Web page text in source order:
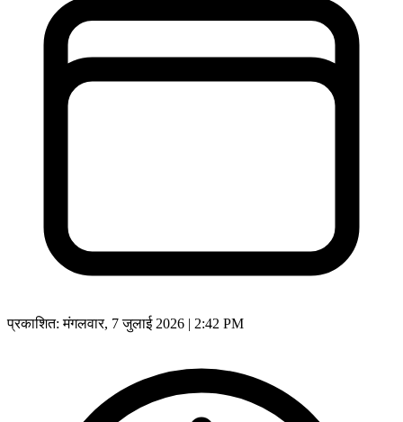
प्रकाशित:मंगलवार, 7 जुलाई 2026 | 2:42 PM